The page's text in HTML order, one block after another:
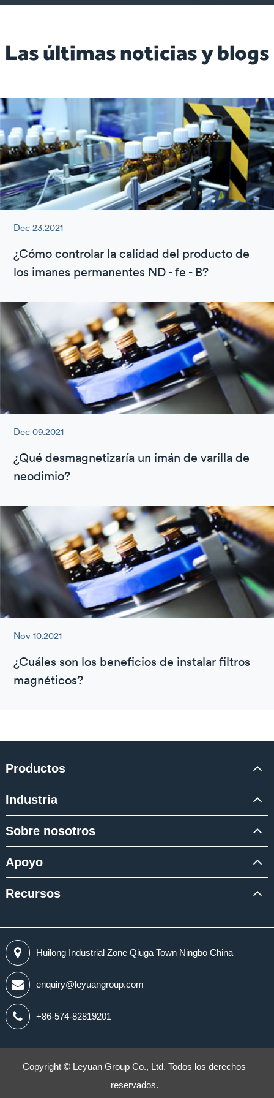
Las últimas noticias y blogs
Dec 23.2021
¿Cómo controlar la calidad del producto de
los imanes permanentes ND - fe - B?
Dec 09.2021
¿Qué desmagnetizaría un imán de varilla de
neodimio?
Nov 10.2021
¿Cuáles son los beneficios de instalar filtros
magnéticos?
Productos
Industria
Sobre nosotros
Apoyo
Recursos
Huilong Industrial Zone Qiuga Town Ningbo China
enquiry@leyuangroup.com
+86-574-82819201
Copyright © Leyuan Group Co., Ltd.Todos los derechos
reservados.